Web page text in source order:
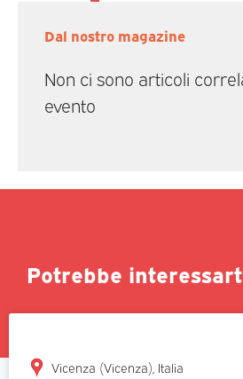
Dal nostro magazine
Non ci sono articoli
evento
Potrebbe
Vicenza (Vicenza), Italia